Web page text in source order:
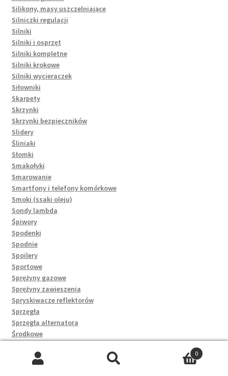
Silikony, masy uszczelniające
Silniczki regulacji
Silniki
Silniki i osprzęt
Silniki kompletne
Silniki krokowe
Silniki wycieraczek
Siłowniki
Skarpety
Skrzynki
Skrzynki bezpieczników
Slidery
Śliniaki
Słomki
Smakołyki
Smarowanie
Smartfony i telefony komórkowe
Smoki (ssaki oleju)
Sondy lambda
Śpiwory
Spodenki
Spodnie
Spoilery
Sportowe
Sprężyny gazowe
Sprężyny zawieszenia
Spryskiwacze reflektorów
Sprzęgła
Sprzęgła alternatora
Środkowe
Śruby głowicy
Stacyjki
0